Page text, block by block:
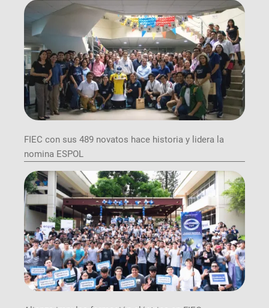
FIEC con sus 489 novatos hace historia y lidera la
nomina ESPOL